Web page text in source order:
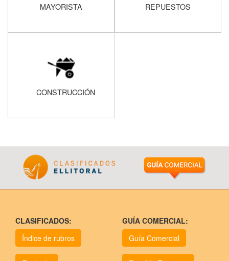
MAYORISTA REPUESTOS
CONSTRUCCIÓN
CLASIFICADOS:
Índice de rubros
GUÍA COMERCIAL:
Guía Comercial